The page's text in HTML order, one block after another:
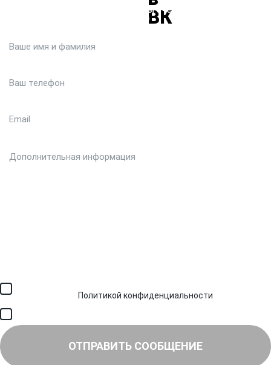
Или кратко опишите ситуацию. Мы очень быстро свяжемся с
вами :)
Политикой конфиденциальности
ОТПРАВИТЬ СООБЩЕНИЕ